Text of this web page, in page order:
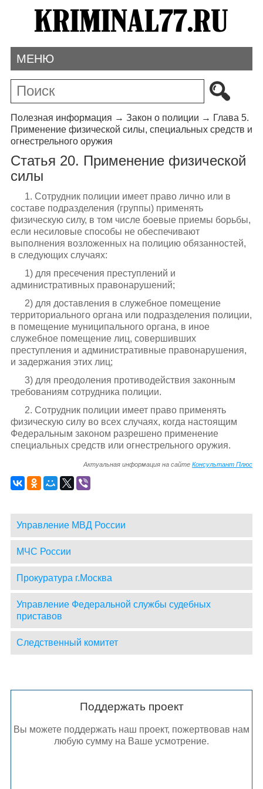
МЕНЮ
Полезная информация → Закон о полиции → Глава 5.
Применение физической силы, специальных средств и
огнестрельного оружия
Статья 20. Применение физической
силы
1. Сотрудник полиции имеет право лично или в
составе подразделения (группы) применять
физическую силу, в том числе боевые приемы борьбы,
если несиловые способы не обеспечивают
выполнения возложенных на полицию обязанностей,
в следующих случаях:
1) для пресечения преступлений и
административных правонарушений;
2) для доставления в служебное помещение
территориального органа или подразделения полиции,
в помещение муниципального органа, в иное
служебное помещение лиц, совершивших
преступления и административные правонарушения,
и задержания этих лиц;
3) для преодоления противодействия законным
требованиям сотрудника полиции.
2. Сотрудник полиции имеет право применять
физическую силу во всех случаях, когда настоящим
Федеральным законом разрешено применение
специальных средств или огнестрельного оружия.
Актуальная информация на сайтеКонсультант Плюс
Управление МВД России
МЧС России
Прокуратура г.Москва
Управление Федеральной службы судебных
приставов
Следственный комитет
Поддержать проект
Вы можете поддержать наш проект, пожертвовав нам
любую сумму на Ваше усмотрение.